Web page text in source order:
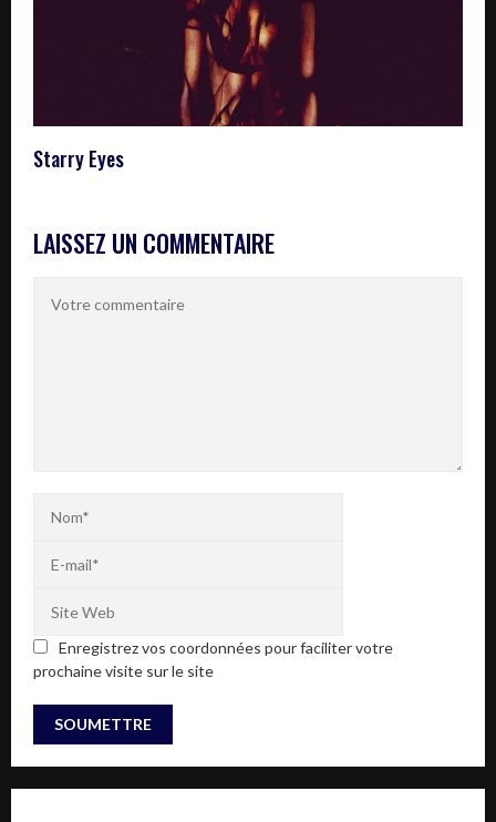
Starry Eyes
LAISSEZ UN COMMENTAIRE
Enregistrez vos coordonnées pour faciliter votre
prochaine visite sur le site